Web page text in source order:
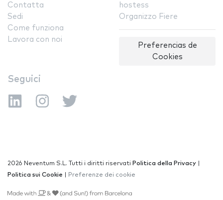
Contatta
Sedi
Come funziona
Lavora con noi
hostess
Organizzo Fiere
Preferencias de
Cookies
Seguici
2026 Neventum S.L. Tutti i diritti riservati Politica della Privacy
Politica sui Cookie
Preferenze dei cookie